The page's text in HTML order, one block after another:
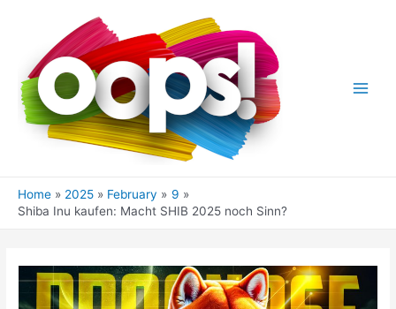
Home 2025 February
9
Shiba Inu kaufen: Macht SHIB 2025 noch Sinn?